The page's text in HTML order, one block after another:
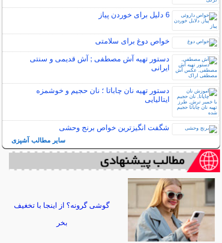
6 دلیل برای خوردن پیاز
خواص دوغ برای سلامتی
دستور تهیه آش مصطفی ; آش قدیمی و سنتی
ایرانی
دستور تهیه نان چاباتا ؛ نان حجیم و خوشمزه
ایتالیایی
شگفت انگیزترین خواص برنج وحشی
سایر مطالب آشپزی
گوشی گرونه؟ از اینجا با تخغیف
بخر